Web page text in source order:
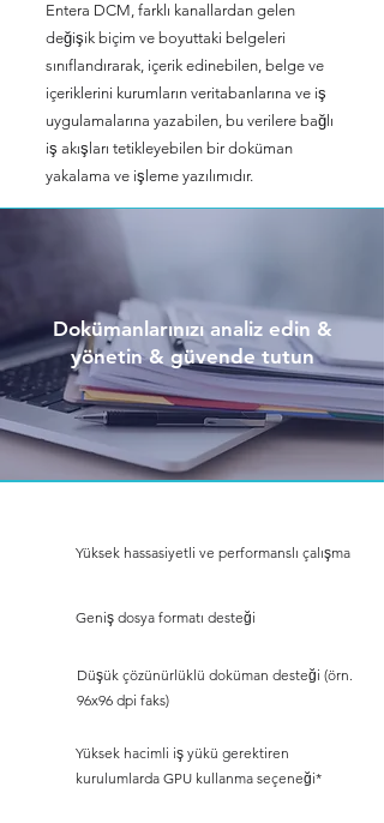
Entera DCM, farklı kanallardan gelen
değişik biçim ve boyuttaki belgeleri
sınıflandırarak, içerik edinebilen, belge ve
içeriklerini kurumların veritabanlarına ve iş
uygulamalarına yazabilen, bu verilere bağlı
iş akışları tetikleyebilen bir doküman
yakalama ve işleme yazılımıdır.
Dokümanlarınızı analiz edin &
yönetin & güvende tutun
Yüksek hassasiyetli ve performanslı çalışma
Geniş dosya formatı desteği
Düşük çözünürlüklü doküman desteği (örn.
96x96 dpi faks)
Yüksek hacimli iş yükü gerektiren
kurulumlarda GPU kullanma seçeneği*